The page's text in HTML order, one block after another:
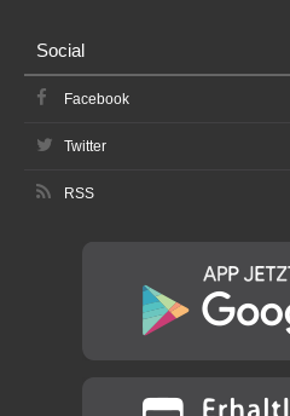
Social
Facebook
Twitter
RSS